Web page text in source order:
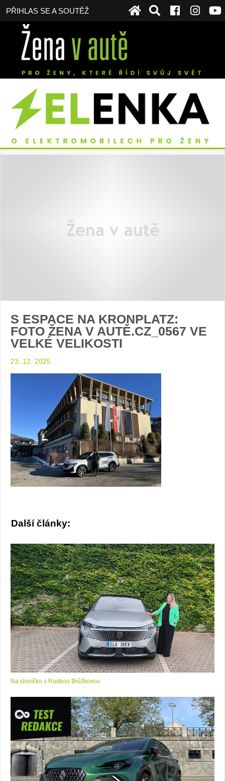
PŘIHLAS SE A SOUTĚŽ
S ESPACE NA KRONPLATZ:
FOTO ŽENA V AUTĚ.CZ_0567 VE
VELKÉ VELIKOSTI
23. 12. 2025
Další články:
Na slovíčko s Radkou Brůžkovou